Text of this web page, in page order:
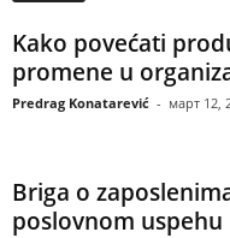
Kako povećati
promene u
Predrag Konatarević - март 12,
Briga o
poslovnom uspehu